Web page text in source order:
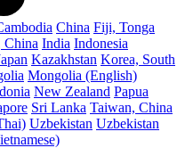
China Fiji, Tonga
India Indonesia
Kazakhstan Korea, South
Mongolia (English)
New Zealand Papua
Sri Lanka Taiwan, China
Uzbekistan Uzbekistan